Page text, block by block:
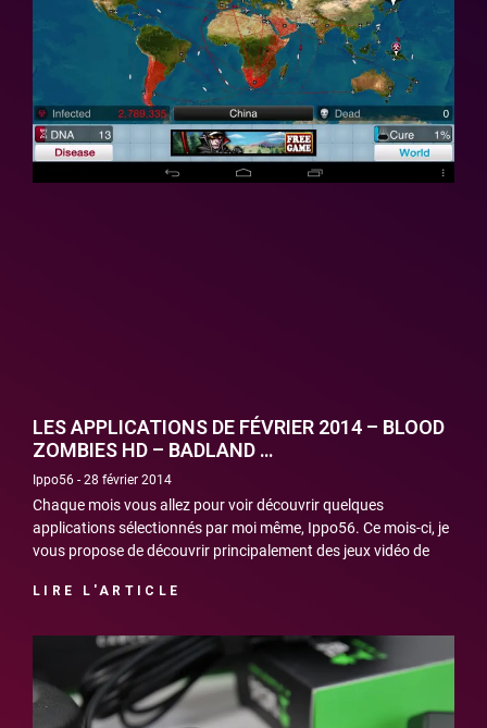
LES APPLICATIONS DE FÉVRIER 2014 – BLOOD
ZOMBIES HD – BADLAND …
Ippo56 28 février 2014
Chaque mois vous allez pour voir découvrir quelques
applications sélectionnés par moi même, Ippo56. Ce mois-ci, je
vous propose de découvrir principalement des jeux vidéo de
LIRE L'ARTICLE